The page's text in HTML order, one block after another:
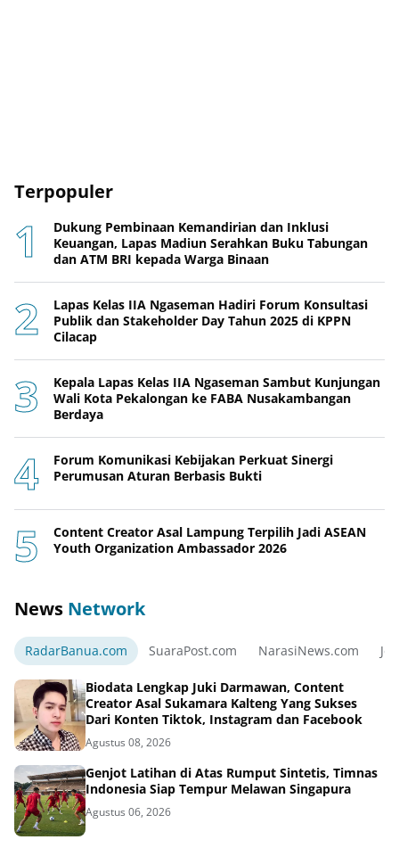
Terpopuler
Dukung Pembinaan Kemandirian dan Inklusi
Keuangan, Lapas Madiun Serahkan Buku Tabungan
dan ATM BRI kepada Warga Binaan
Lapas Kelas IIA Ngaseman Hadiri Forum Konsultasi
Publik dan Stakeholder Day Tahun 2025 di KPPN
Cilacap
Kepala Lapas Kelas IIA Ngaseman Sambut Kunjungan
Wali Kota Pekalongan ke FABA Nusakambangan
Berdaya
Forum Komunikasi Kebijakan Perkuat Sinergi
Perumusan Aturan Berbasis Bukti
Content Creator Asal Lampung Terpilih Jadi ASEAN
Youth Organization Ambassador 2026
News Network
RadarBanua.com SuaraPost.com NarasiNews.com
Biodata Lengkap Juki Darmawan, Content
Creator Asal Sukamara Kalteng Yang Sukses
Dari Konten Tiktok, Instagram dan Facebook
Agustus 08, 2026
Genjot Latihan di Atas Rumput Sintetis, Timnas
Indonesia Siap Tempur Melawan Singapura
Agustus 06, 2026